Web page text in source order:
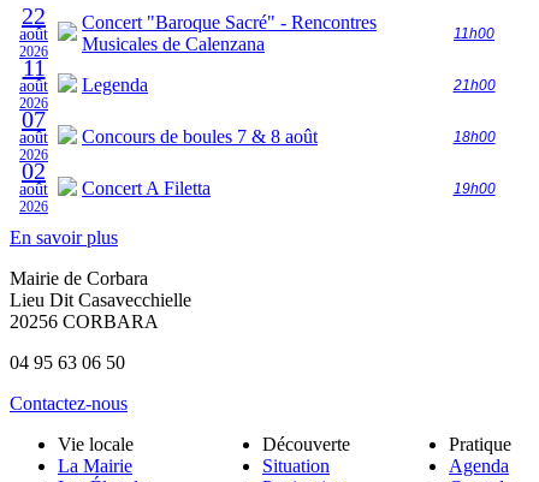
22
août
2026
Concert "Baroque Sacré" - Rencontres
Musicales de Calenzana
11h00
11
août
2026
Legenda 21h00
07
août
2026
Concours de boules 7 & 8 août 18h00
02
août
2026
Concert A Filetta 19h00
En savoir plus
Mairie de Corbara
Lieu Dit Casavecchielle
20256 CORBARA
04 95 63 06 50
Contactez-nous
Vie locale
La Mairie
Découverte
Situation
Pratique
Agenda